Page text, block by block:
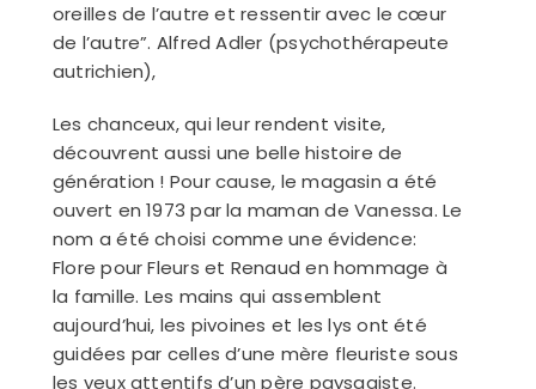
oreilles de l’autre et ressentir avec le cœur
de l’autre”. Alfred Adler (psychothérapeute
autrichien),
Les chanceux, qui leur rendent visite,
découvrent aussi une belle histoire de
génération ! Pour cause, le magasin a été
ouvert en 1973 par la maman de Vanessa. Le
nom a été choisi comme une évidence:
Flore pour Fleurs et Renaud en hommage à
la famille. Les mains qui assemblent
aujourd’hui, les pivoines et les lys ont été
guidées par celles d’une mère fleuriste sous
les yeux attentifs d’un père paysagiste.